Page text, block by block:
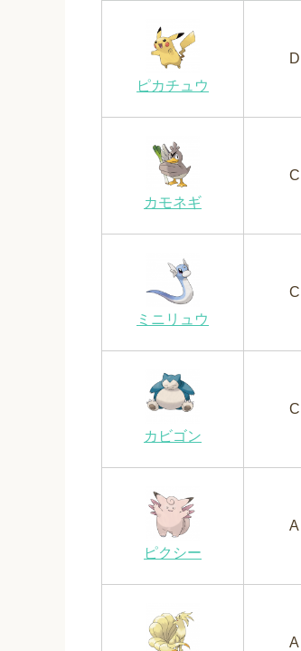
ピカチュウ
D
カモネギ
C
ミニリュウ
C
カビゴン
C
ピクシー
A
A